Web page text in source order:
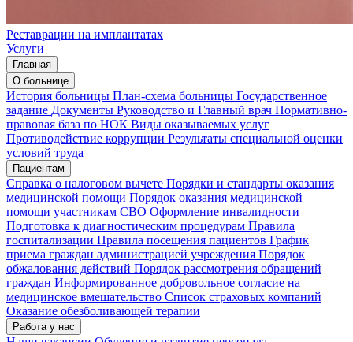
Реставрации на имплантатах
Услуги
Главная
О больнице
История больницы План-схема больницы Государственное
задание Документы Руководство и Главный врач Нормативно-
правовая база по НОК Виды оказываемых услуг
Противодействие коррупции Результаты специальной оценки
условий труда
Пациентам
Справка о налоговом вычете Порядки и стандарты оказания
медицинской помощи Порядок оказания медицинской
помощи участникам СВО Оформление инвалидности
Подготовка к диагностическим процедурам Правила
госпитализации Правила посещения пациентов График
приема граждан администрацией учреждения Порядок
обжалования действий Порядок рассмотрения обращений
граждан Информированное добровольное согласие на
медицинское вмешательство Список страховых компаний
Оказание обезболивающей терапии
Работа у нас